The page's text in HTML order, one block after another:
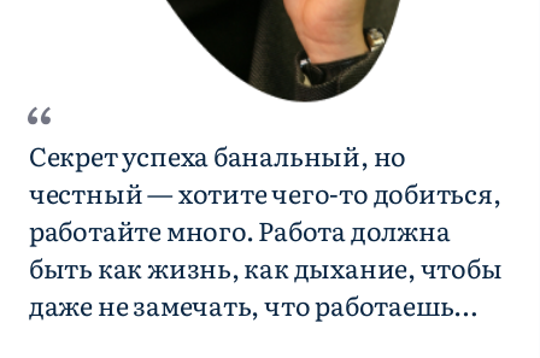
Секрет успеха банальный, но
честный — хотите чего-то добиться,
работайте много. Работа должна
быть как жизнь, как дыхание, чтобы
даже не замечать, что работаешь…